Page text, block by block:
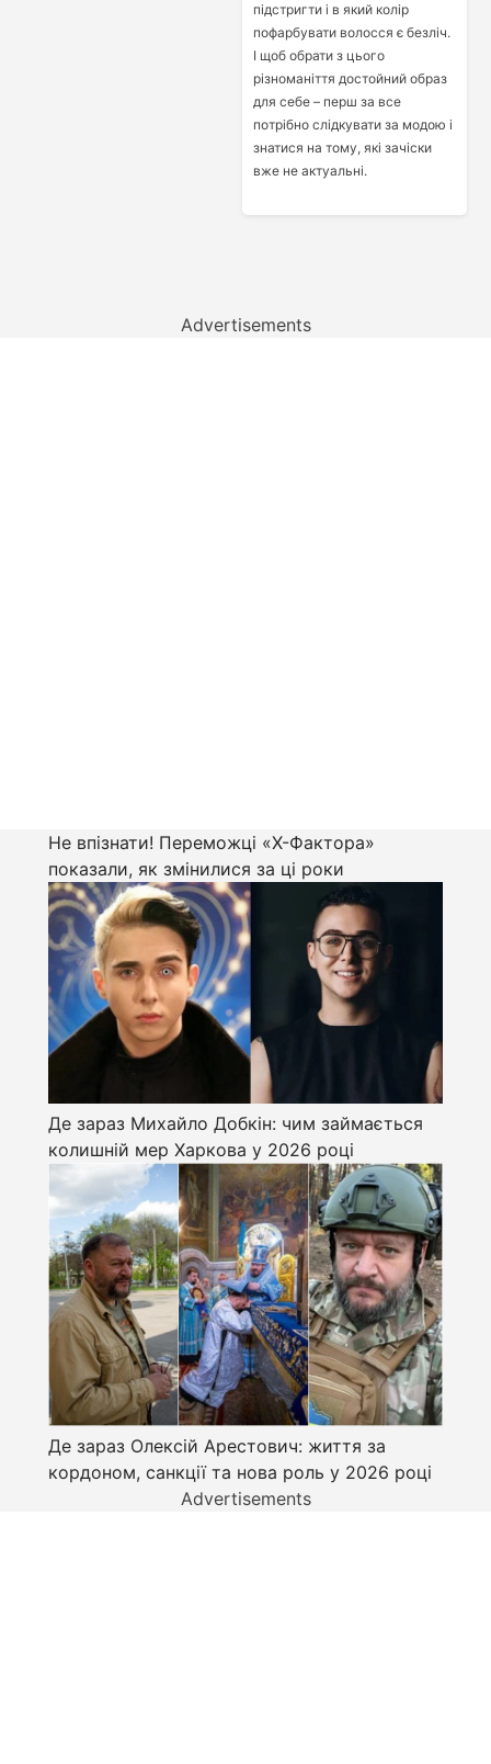
підстригти і в який колір
пофарбувати волосся є безліч.
І щоб обрати з цього
різноманіття достойний образ
для себе – перш за все
потрібно слідкувати за модою і
знатися на тому, які зачіски
вже не актуальні.
Advertisements
Не впізнати! Переможці «Х-Фактора»
показали, як змінилися за ці роки
Де зараз Михайло Добкін: чим займається
колишній мер Харкова у 2026 році
Де зараз Олексій Арестович: життя за
кордоном, санкції та нова роль у 2026 році
Advertisements